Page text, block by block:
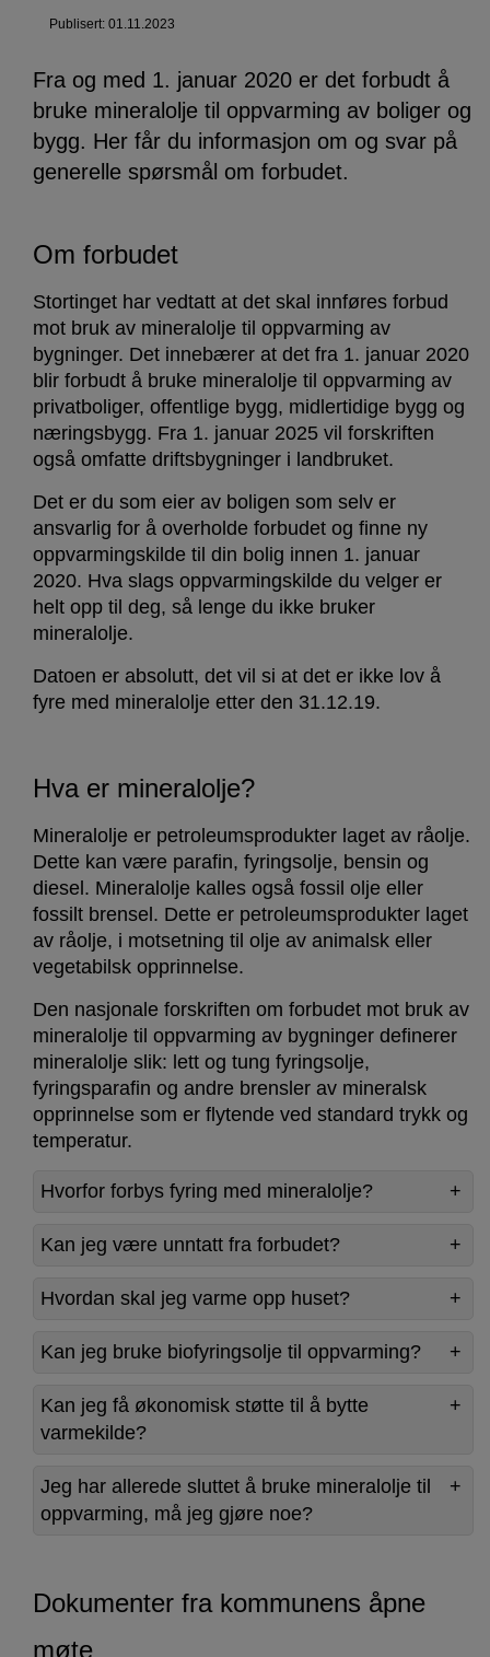
Publisert: 01.11.2023
Fra og med 1. januar 2020 er det forbudt å
bruke mineralolje til oppvarming av boliger og
bygg. Her får du informasjon om og svar på
generelle spørsmål om forbudet.
Om forbudet
Stortinget har vedtatt at det skal innføres forbud
mot bruk av mineralolje til oppvarming av
bygninger. Det innebærer at det fra 1. januar 2020
blir forbudt å bruke mineralolje til oppvarming av
privatboliger, offentlige bygg, midlertidige bygg og
næringsbygg. Fra 1. januar 2025 vil forskriften
også omfatte driftsbygninger i landbruket.
Det er du som eier av boligen som selv er
ansvarlig for å overholde forbudet og finne ny
oppvarmingskilde til din bolig innen 1. januar
2020. Hva slags oppvarmingskilde du velger er
helt opp til deg, så lenge du ikke bruker
mineralolje.
Datoen er absolutt, det vil si at det er ikke lov å
fyre med mineralolje etter den 31.12.19.
Hva er mineralolje?
Mineralolje er petroleumsprodukter laget av råolje.
Dette kan være parafin, fyringsolje, bensin og
diesel. Mineralolje kalles også fossil olje eller
fossilt brensel. Dette er petroleumsprodukter laget
av råolje, i motsetning til olje av animalsk eller
vegetabilsk opprinnelse.
Den nasjonale forskriften om forbudet mot bruk av
mineralolje til oppvarming av bygninger definerer
mineralolje slik: lett og tung fyringsolje,
fyringsparafin og andre brensler av mineralsk
opprinnelse som er flytende ved standard trykk og
temperatur.
Hvorfor forbys fyring med mineralolje?
Kan jeg være unntatt fra forbudet?
Hvordan skal jeg varme opp huset?
Kan jeg bruke biofyringsolje til oppvarming?
Kan jeg få økonomisk støtte til å bytte
varmekilde?
Jeg har allerede sluttet å bruke mineralolje til
oppvarming, må jeg gjøre noe?
Dokumenter fra kommunens åpne
møte